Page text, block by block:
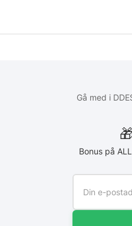
Gå med i
Bonus på